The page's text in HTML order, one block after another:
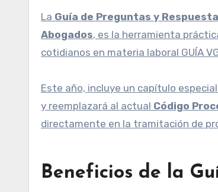
La Guía de Preguntas y
Abogados, es la herramienta
cotidianos en materia laboral GUÍA
Este año, incluye un capítulo
y reemplazará al actual Código
directamente en la tramitación de
Beneficios de la